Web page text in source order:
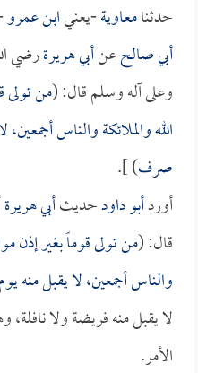
حدثنامعاوية-يعنيابن عمرو
أبي صالحعنأبي هريرةرضي
وعلى آله وسلم قال: (من تولى
الله والملائكة والناس
صرف) ].
أوردأبو داودحديثأبي هريرة
قال: (من تولى قوماً بغير إذن
والناس أجمعين، لا يقبل منه
لا يقبل منه فريضة ولا
الأمر.